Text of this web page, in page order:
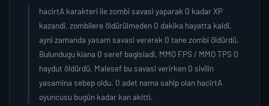
hacirtA karakteri ile zombi savasi yaparak 0 kadar XP
kazandi, zombilere öldürülmeden 0 dakika hayatta kaldi,
ayni zamanda yasam savasi vererek 0 tane zombi öldürdü.
Bulundugu klana 0 seref bagisladi, MMO FPS / MMO TPS 0
haydut öldürdü. Malesef bu savasi verirken 0 sivilin
yasamina sebep oldu. 0 adet nama sahip olan hacirtA
oyuncusu bugün kadar kan akitti.